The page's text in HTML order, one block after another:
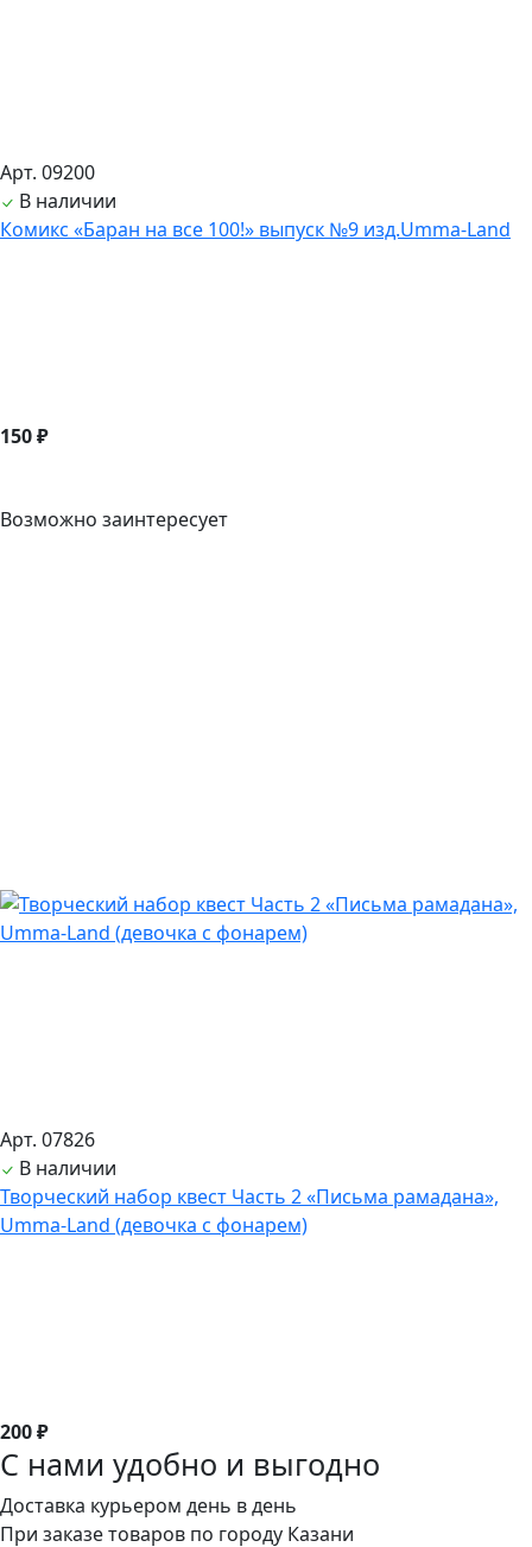
Арт. 09200
В наличии
Комикс «Баран на все 100!» выпуск №9 изд.Umma-Land
150 ₽
Возможно заинтересует
Арт. 07826
В наличии
Творческий набор квест Часть 2 «Письма рамадана»,
Umma-Land (девочка с фонарем)
200 ₽
С нами удобно и выгодно
Доставка курьером день в день
При заказе товаров по городу Казани